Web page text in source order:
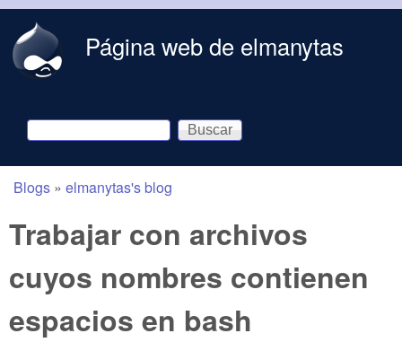
Página web de elmanytas
Formulario de búsqueda
Buscar
You are here
Blogs » elmanytas's blog
Trabajar con archivos
cuyos nombres contienen
espacios en bash